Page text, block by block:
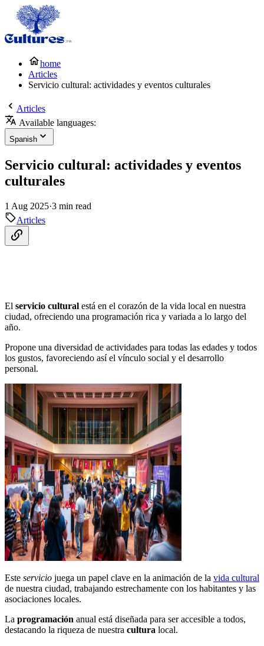
home
Articles
Servicio cultural: actividades y eventos culturales
Articles
Available languages:
Spanish
Servicio cultural: actividades y eventos
culturales
1 Aug 2025·3 min read
Articles
El servicio cultural está en el corazón de la vida local en nuestra
ciudad, ofreciendo una programación rica y variada a lo largo del
año.
Propone una diversidad de actividades para todas las edades y todos
los gustos, favoreciendo así el vínculo social y el desarrollo
personal.
Este servicio juega un papel clave en la animación de la vida cultural
de nuestra ciudad, trabajando estrechamente con los habitantes y las
asociaciones locales.
La programación anual está diseñada para ser accesible a todos,
destacando la riqueza de nuestra cultura local.